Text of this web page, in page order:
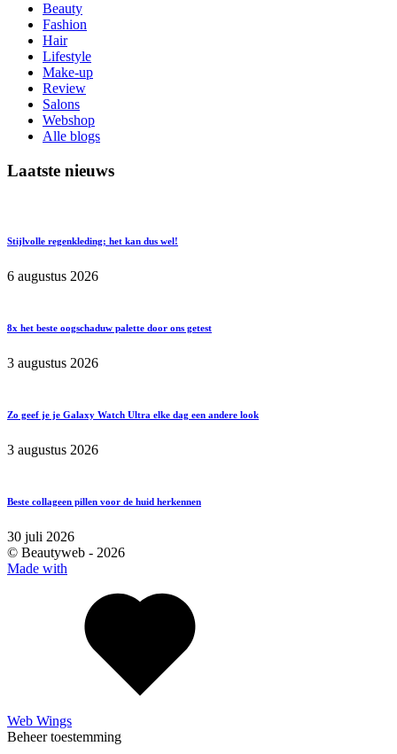
Beauty
Fashion
Hair
Lifestyle
Make-up
Review
Salons
Webshop
Alle blogs
Laatste nieuws
Stijlvolle regenkleding; het kan dus wel!
6 augustus 2026
8x het beste oogschaduw palette door ons getest
3 augustus 2026
Zo geef je je Galaxy Watch Ultra elke dag een andere look
3 augustus 2026
Beste collageen pillen voor de huid herkennen
30 juli 2026
© Beautyweb - 2026
Made with
Web Wings
Beheer toestemming